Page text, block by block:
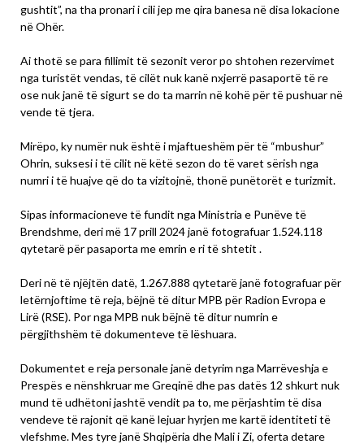
gushtit”, na tha pronari i cili jep me qira banesa në disa lokacione
në Ohër.
Ai thotë se para fillimit të sezonit veror po shtohen rezervimet
nga turistët vendas, të cilët nuk kanë nxjerrë pasaportë të re
ose nuk janë të sigurt se do ta marrin në kohë për të pushuar në
vende të tjera.
Mirëpo, ky numër nuk është i mjaftueshëm për të “mbushur”
Ohrin, suksesi i të cilit në këtë sezon do të varet sërish nga
numri i të huajve që do ta vizitojnë, thonë punëtorët e turizmit.
Sipas informacioneve të fundit nga Ministria e Punëve të
Brendshme, deri më 17 prill 2024 janë fotografuar 1.524.118
qytetarë për pasaporta me emrin e ri të shtetit .
Deri në të njëjtën datë, 1.267.888 qytetarë janë fotografuar për
letërnjoftime të reja, bëjnë të ditur MPB për Radion Evropa e
Lirë (RSE). Por nga MPB nuk bëjnë të ditur numrin e
përgjithshëm të dokumenteve të lëshuara.
Dokumentet e reja personale janë detyrim nga Marrëveshja e
Prespës e nënshkruar me Greqinë dhe pas datës 12 shkurt nuk
mund të udhëtoni jashtë vendit pa to, me përjashtim të disa
vendeve të rajonit që kanë lejuar hyrjen me kartë identiteti të
vlefshme. Mes tyre janë Shqipëria dhe Mali i Zi, oferta detare